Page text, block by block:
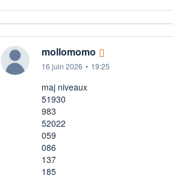
mollomomo
16 juin 2026 • 19:25
maj niveaux
51930
983
52022
059
086
137
185